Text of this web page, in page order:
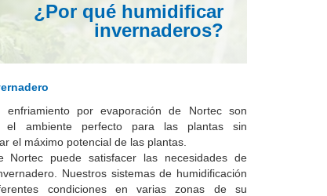
¿Por qué humidificar
invernaderos?
por evaporación de Nortec son
ambiente perfecto para las plantas sin
el máximo potencial de las plantas.
puede satisfacer las necesidades de
Nuestros sistemas de humidificación
condiciones en varias zonas de su